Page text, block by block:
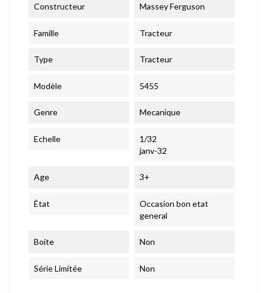
Constructeur Massey Ferguson
Famille Tracteur
Type Tracteur
Modèle 5455
Genre Mecanique
Echelle
1/32
janv-32
Age 3+
État
Occasion bon etat
general
Boite Non
Série Limitée Non